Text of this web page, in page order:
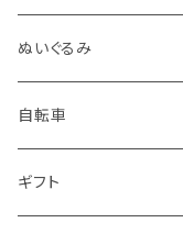
ぬいぐるみ
自転車
ギフト